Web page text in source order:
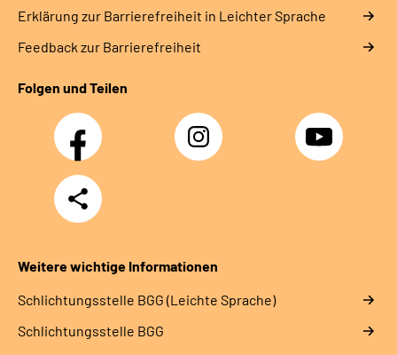
Erklärung zur Barrierefreiheit in Leichter Sprache
Feedback zur Barrierefreiheit
Folgen und Teilen
Facebook Instagram YouTube
Teilen
Weitere wichtige Informationen
Schlich­tungs­stel­le BGG (Leichte Sprache)
Schlich­tungs­stel­le BGG